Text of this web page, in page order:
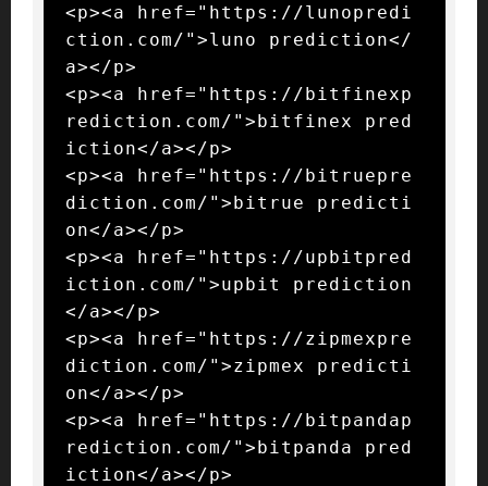
<p><a href="https://lunopredi
ction.com/">luno prediction</
a></p>
<p><a href="https://bitfinexp
rediction.com/">bitfinex pred
iction</a></p>
<p><a href="https://bitruepre
diction.com/">bitrue predicti
on</a></p>
<p><a href="https://upbitpred
iction.com/">upbit prediction
</a></p>
<p><a href="https://zipmexpre
diction.com/">zipmex predicti
on</a></p>
<p><a href="https://bitpandap
rediction.com/">bitpanda pred
iction</a></p>